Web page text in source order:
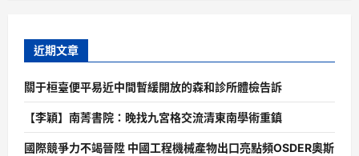
近期文章
關于桓臺便平易近中間暫緩開放的森和診所體檢告訴
【李穎】南菁書院：晚找九宮格交流清東南學術重鎮
國際競爭力不竭晉陞 中國工程機械產物出口亮點頻OSDER奧斯